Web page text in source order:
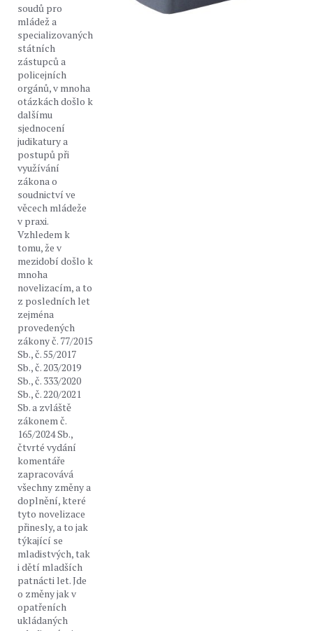
soudů pro
mládež a
specializovaných
státních
zástupců a
policejních
orgánů, v mnoha
otázkách došlo k
dalšímu
sjednocení
judikatury a
postupů při
využívání
zákona o
soudnictví ve
věcech mládeže
v praxi.
Vzhledem k
tomu, že v
mezidobí došlo k
mnoha
novelizacím, a to
z posledních let
zejména
provedených
zákony č. 77/2015
Sb., č. 55/2017
Sb., č. 203/2019
Sb., č. 333/2020
Sb., č. 220/2021
Sb. a zvláště
zákonem č.
165/2024 Sb.,
čtvrté vydání
komentáře
zapracovává
všechny změny a
doplnění, které
tyto novelizace
přinesly, a to jak
týkající se
mladistvých, tak
i dětí mladších
patnácti let. Jde
o změny jak v
opatřeních
ukládaných